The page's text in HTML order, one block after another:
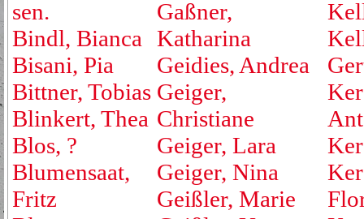
sen.
Bindl, Bianca
Bisani, Pia
Bittner, Tobias
Blinkert, Thea
Blos, ?
Blumensaat,
Fritz
Gaßner,
Katharina
Geidies, Andrea
Geiger,
Christiane
Geiger, Lara
Geiger, Nina
Geißler, Marie